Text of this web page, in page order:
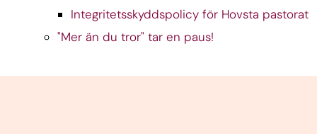
Integritetsskyddspolicy för Hovsta pastorat
"Mer än du tror" tar en paus!